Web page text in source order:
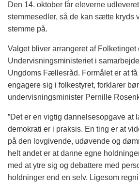
Den 14. oktober får eleverne
stemmesedler, så de kan sætte kryds
stemme på.
Valget bliver arrangeret af Folketinget
Undervisningsministeriet i
Ungdoms Fællesråd. Formålet er at
engagere sig i folkestyret, forklarer
undervisningsminister Pernille
”Det er en vigtig dannelsesopgave at
demokrati er i praksis. En ting er at
på den lovgivende, udøvende og
helt andet er at danne egne
med at ytre sig og debattere med
holdninger end en selv. Ligesom